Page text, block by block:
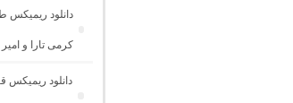
کرمی تارا و
دانلود